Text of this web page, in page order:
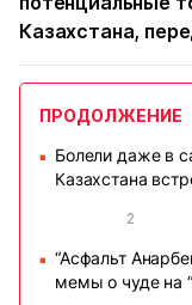
Казахстана,
ПРОДОЛЖЕНИЕ
■
Болели даже в
Казахстана
2
■
“Асфальт
мемы о чуде на